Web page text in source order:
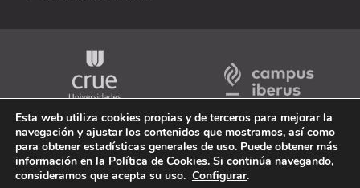
Esta web utiliza cookies propias y de terceros para mejorar la
navegación y ajustar los contenidos que mostramos, así como
para obtener estadísticas generales de uso. Puede obtener más
información en la Política de Cookies. Si continúa navegando,
consideramos que acepta su uso. Configurar.